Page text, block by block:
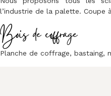
l’industrie de la palette. Coupe
Bois de coffrage
Planche de coffrage, bastaing,